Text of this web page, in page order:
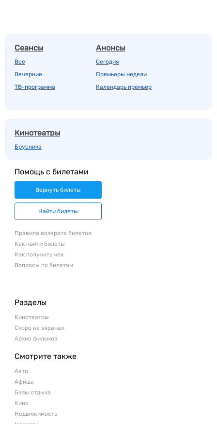
Сеансы
Все
Вечерние
ТВ-программа
Анонсы
Сегодня
Премьеры недели
Календарь премьер
Кинотеатры
Брусника
Помощь с билетами
Вернуть билеты
Найти билеты
Правила возврата билетов
Как найти билеты
Как получить чек
Вопросы по билетам
Разделы
Кинотеатры
Скоро на экранах
Архив фильмов
Смотрите также
Авто
Афиша
Базы отдыха
Кино
Недвижимость